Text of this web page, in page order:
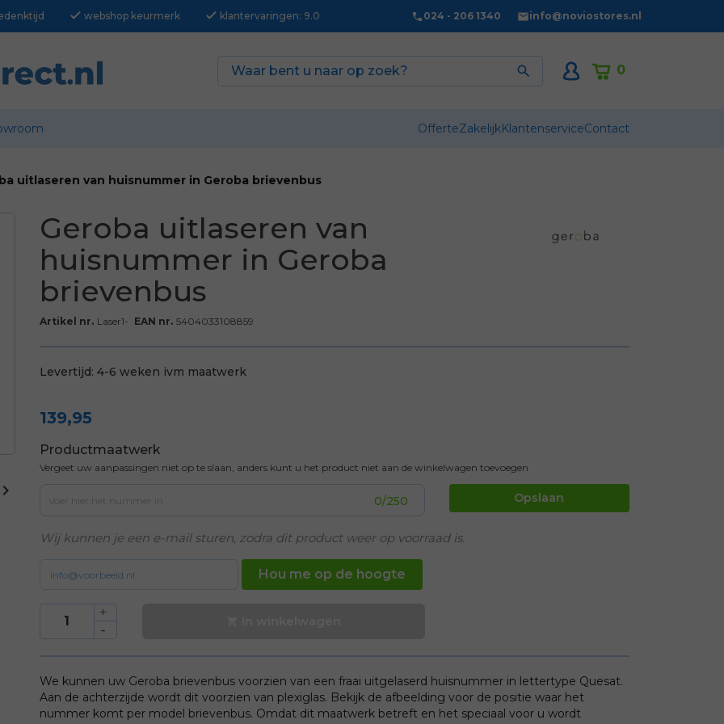
check webshop keurmerk check klantervaringen: 9.0 024 - 206 1340 info@noviostores.nl
0

OfferteZakelijkKlantenserviceContact
uitlaseren van huisnummer in Geroba brievenbus
Geroba uitlaseren van
huisnummer in Geroba
brievenbus
Artikel nr. Laser1- EAN nr. 5404033108859
Levertijd: 4-6 weken ivm maatwerk
139,95
Productmaatwerk
Vergeet uw aanpassingen niet op te slaan, anders kunt u het product niet aan de winkelwagen toevoegen
0/250 Opslaan
Wij kunnen je een e-mail sturen, zodra dit product weer op voorraad is.
Hou me op de hoogte
We kunnen uw Geroba brievenbus voorzien van een fraai uitgelaserd huisnummer in lettertype Quesat.
Aan de achterzijde wordt dit voorzien van plexiglas. Bekijk de afbeelding voor de positie waar het
nummer komt per model brievenbus. Omdat dit maatwerk betreft en het speciaal voor u wordt